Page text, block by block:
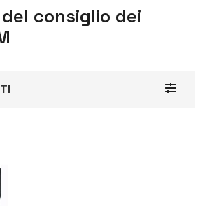
consiglio dei
Toggle